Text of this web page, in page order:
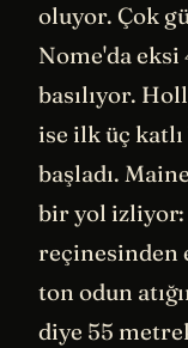
oluyor. Çok
Nome'da eksi
basılıyor.
ise ilk üç
başladı.
bir yol izliyor:
reçinesinden
ton odun
diye 55